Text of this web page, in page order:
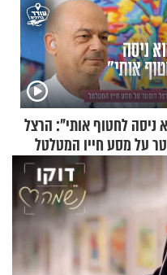
ניסה לחטוף אותי": הרצל
על מסע חייו המטלטל